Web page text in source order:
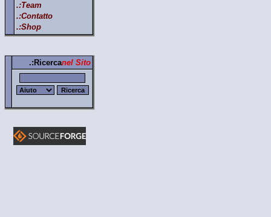
.:Team
.:Contatto
.:Shop
.:Ricercanel Sito